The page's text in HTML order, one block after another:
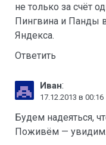
не только за счёт
Пингвина и Панды
Яндекса.
Ответить
Иван:
17.12.2013 в 00:16
Будем надеяться,
Поживём — увидим.